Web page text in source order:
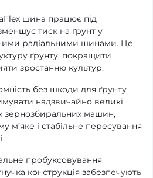
шина працює під
тиск на ґрунт у
радіальними шинами. Це
ґрунту, покращити
зростанню культур.
без шкоди для ґрунту
надзвичайно великі
зернозбиральних машин,
м’яке і стабільне пересування
пробуксовування
конструкція забезпечують